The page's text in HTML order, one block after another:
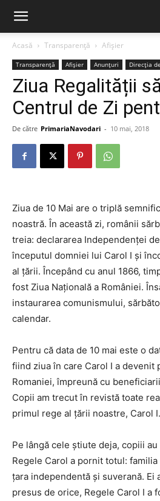
Acasă Transparență Afișier
Transparență Afișier Anunțuri Direcția
Ziua Regalității
Centrul de Zi
De către PrimariaNavodari - 10 mai, 2018
Ziua de 10 Mai are o triplă
noastră. În această zi, românii
treia: declararea Independenţei
începutul domniei lui Carol I şi
al ţării. Începând cu anul 1866,
fost Ziua Naţională a României.
instaurarea comunismului,
calendar.
Pentru că data de 10 mai este o
fiind ziua în care Carol I a devenit
Romaniei, împreună cu
Copii am trecut în revistă toate
primul rege al țării noastre, Carol I.
Pe lângă cele știute deja, copiii
Regele Carol a pornit totul:
țara independentă și suverană. Ei
presus de orice, Regele Carol I a